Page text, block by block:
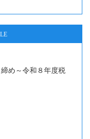
め～令和８年度税